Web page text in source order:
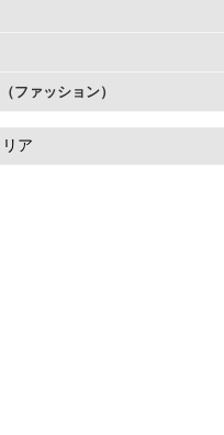
ファッション）
ア